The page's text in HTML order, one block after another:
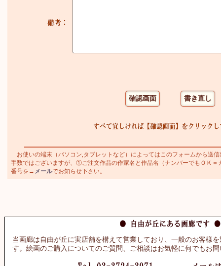
お使いの端末（パソコン,タブレットなど）によってはこのフォームから送
手数ではございますが、①ご注文作品の作家名と作品名（ナンバーでもＯＫ
番号を→ メールでお知らせ下さい。
当画廊は自由が丘に実店舗を構えて営業しており、一般のお客様
す。絵画のご購入についてのご質問、ご相談はお気軽に何でもお